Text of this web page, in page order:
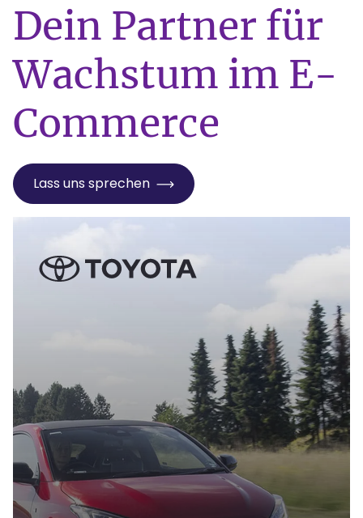
Dein Partner für
Wachstum im E-
Commerce
Lass uns sprechen